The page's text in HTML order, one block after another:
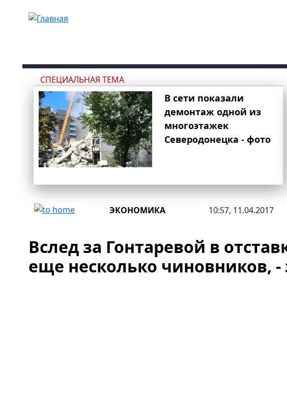
СПЕЦИАЛЬНАЯ ТЕМА
В сети показали
демонтаж одной из
многоэтажек
Северодонецка - фото
ЭКОНОМИКА 10:57, 11.04.2017
Вслед за Гонтаревой в
еще несколько чиновников, -